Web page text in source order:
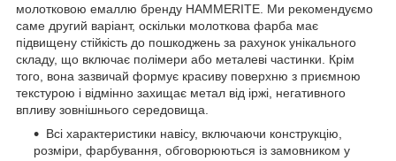
молотковою емаллю бренду HAMMERITE. Ми рекомендуємо
саме другий варіант, оскільки молоткова фарба має
підвищену стійкість до пошкоджень за рахунок унікального
складу, що включає полімери або металеві частинки. Крім
того, вона зазвичай формує красиву поверхню з приємною
текстурою і відмінно захищає метал від іржі, негативного
впливу зовнішнього середовища.
Всі характеристики навісу, включаючи конструкцію,
розміри, фарбування, обговорюються із замовником у